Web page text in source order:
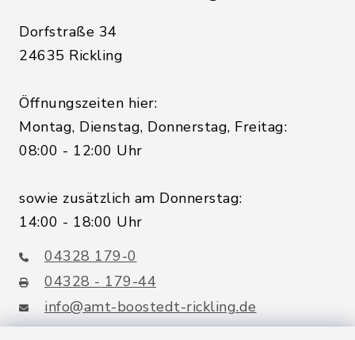
Dorfstraße 34
24635 Rickling
Öffnungszeiten hier:
Montag, Dienstag, Donnerstag, Freitag:
08:00 - 12:00 Uhr
sowie zusätzlich am Donnerstag:
14:00 - 18:00 Uhr
04328 179-0
04328 - 179-44
info@amt-boostedt-rickling.de